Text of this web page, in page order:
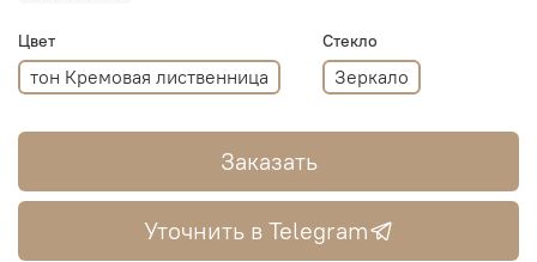
Цвет
тон Кремовая лиственница
Стекло
Зеркало
Заказать
Уточнить в Telegram